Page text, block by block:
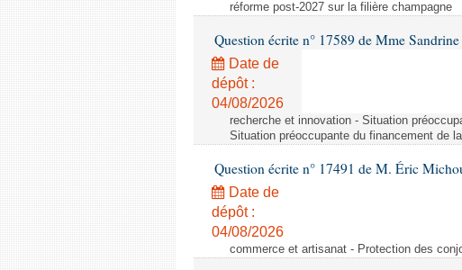
réforme post-2027 sur la filière champagne
Question écrite n° 17589 de Mme
Date de
dépôt :
04/08/2026
recherche et innovation - Situation
Situation préoccupante du financement de
Question écrite n° 17491 de M. Éric
Date de
dépôt :
04/08/2026
commerce et artisanat - Protection des